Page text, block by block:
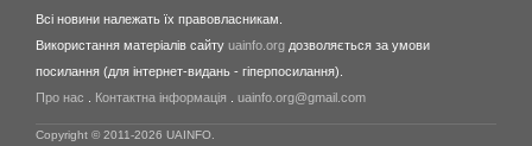
wimax
в
Всі новини належать їх правовласникам.
Використання матеріалів сайту uainfo.org дозволяється за умови
посилання (для інтернет-видань - гіперпосилання).
Про нас
Контактна інформація uainfo.org@gmail.com
Copyright © 2011-2026 UAINFO.